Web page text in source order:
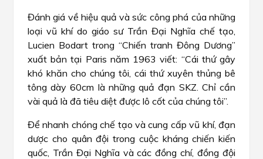
Đánh giá về hiệu quả và sức công phá của những
loại vũ khí do giáo sư Trần Đại Nghĩa chế tạo,
Lucien Bodart trong “Chiến tranh Đông Dương”
xuất bản tại Paris năm 1963 viết: “Cái thứ gây
khó khăn cho chúng tôi, cái thứ xuyên thủng bê
tông dày 60cm là những quả đạn SKZ. Chỉ cần
vài quả là đã tiêu diệt được lô cốt của chúng tôi”.
Để nhanh chóng chế tạo và cung cấp vũ khí, đạn
dược cho quân đội trong cuộc kháng chiến kiến
quốc, Trần Đại Nghĩa và các đồng chí, đồng đội